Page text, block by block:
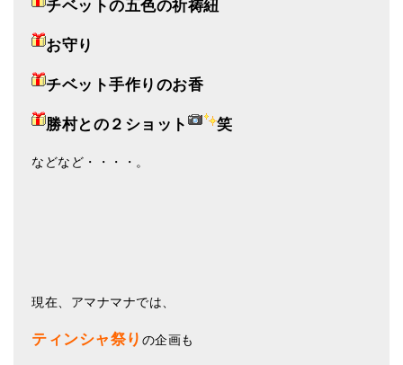
チベットの五色の祈祷紐
お守り
チベット手作りのお香
勝村との２ショット 笑
などなど・・・・。
現在、アマナマナでは、
ティンシャ祭り の企画も